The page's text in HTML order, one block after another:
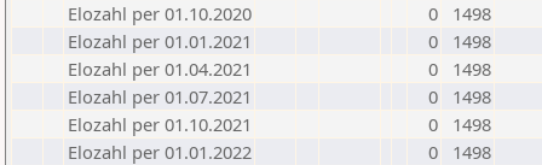
Elozahl per 01.10.2020
0
1498
Elozahl per 01.01.2021
0
1498
Elozahl per 01.04.2021
0
1498
Elozahl per 01.07.2021
0
1498
Elozahl per 01.10.2021
0
1498
Elozahl per 01.01.2022
0
1498